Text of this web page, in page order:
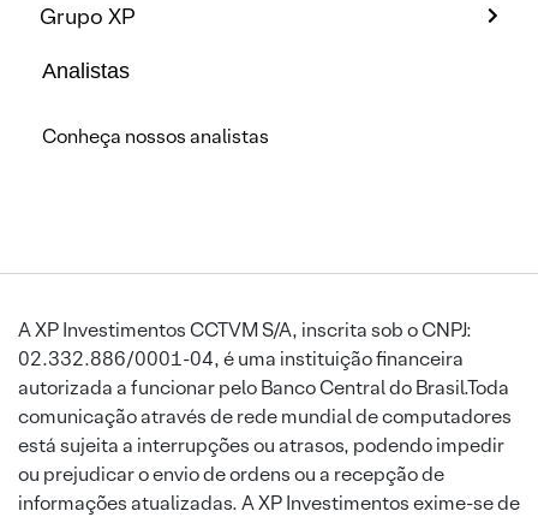
Grupo XP
Analistas
Conheça nossos analistas
A XP Investimentos CCTVM S/A, inscrita sob o CNPJ:
02.332.886/0001-04, é uma instituição financeira
autorizada a funcionar pelo Banco Central do Brasil.Toda
comunicação através de rede mundial de computadores
está sujeita a interrupções ou atrasos, podendo impedir
ou prejudicar o envio de ordens ou a recepção de
informações atualizadas. A XP Investimentos exime-se de